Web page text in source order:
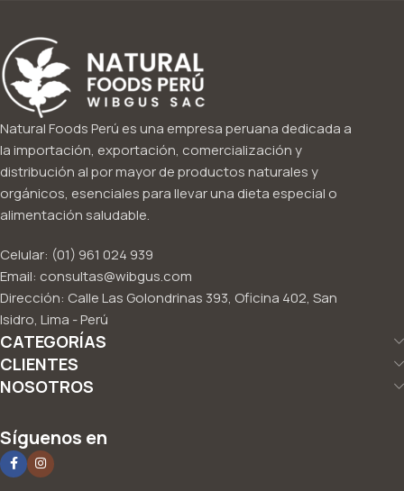
Natural Foods Perú es una empresa peruana dedicada a
la importación, exportación, comercialización y
distribución al por mayor de productos naturales y
orgánicos, esenciales para llevar una dieta especial o
alimentación saludable.
Celular: (01) 961 024 939
Email: consultas@wibgus.com
Dirección: Calle Las Golondrinas 393, Oficina 402, San
Isidro, Lima - Perú
CATEGORÍAS
CLIENTES
NOSOTROS
Síguenos en